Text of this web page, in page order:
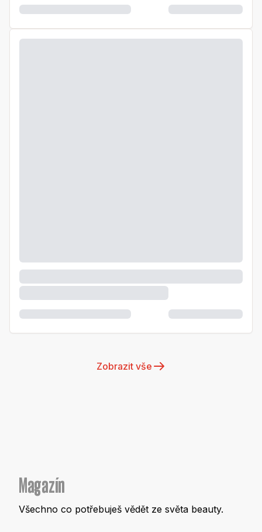
Zobrazit vše
Magazín
Všechno co potřebuješ vědět ze světa beauty.